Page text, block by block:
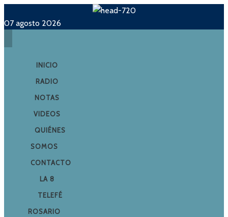
07 agosto 2026
INICIO
RADIO
NOTAS
VIDEOS
QUIÉNES
SOMOS
CONTACTO
LA 8
TELEFÉ
ROSARIO